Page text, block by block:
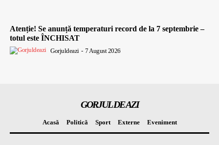
Atenție! Se anunță temperaturi record de la 7 septembrie –
totul este ÎNCHISAT
Gorjuldeazi - 7 August 2026
GORJUL DE AZI
Acasă Politică Sport Externe Eveniment